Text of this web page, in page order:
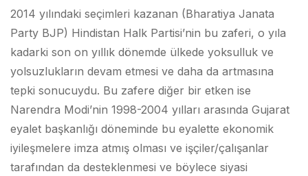
2014 yılındaki seçimleri kazanan (Bharatiya Janata
Party BJP) Hindistan Halk Partisi’nin bu zaferi, o yıla
kadarki son on yıllık dönemde ülkede yoksulluk ve
yolsuzlukların devam etmesi ve daha da artmasına
tepki sonucuydu. Bu zafere diğer bir etken ise
Narendra Modi’nin 1998-2004 yılları arasında Gujarat
eyalet başkanlığı döneminde bu eyalette ekonomik
iyileşmelere imza atmış olması ve işçiler/çalışanlar
tarafından da desteklenmesi ve böylece siyasi